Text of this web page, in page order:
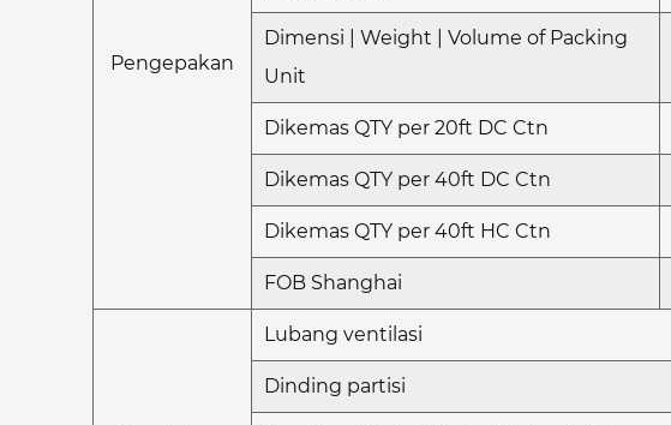
Pengepakan
Dimensi | Weight | Volume of Packing
Unit
Dikemas QTY per 20ft DC Ctn
Dikemas QTY per 40ft DC Ctn
Dikemas QTY per 40ft HC Ctn
FOB Shanghai
Lubang ventilasi
Dinding partisi